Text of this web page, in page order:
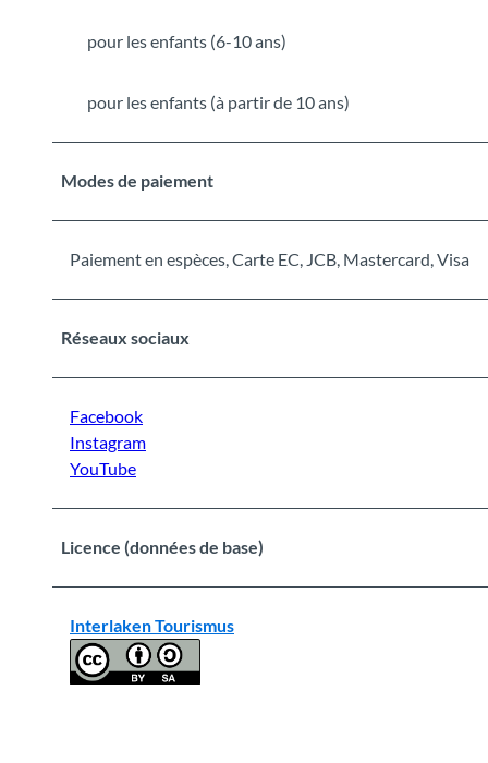
pour les enfants (6-10 ans)
pour les enfants (à partir de 10 ans)
Modes de paiement
Paiement en espèces, Carte EC, JCB, Mastercard, Visa
Réseaux sociaux
Facebook
Instagram
YouTube
Licence (données de base)
Interlaken Tourismus